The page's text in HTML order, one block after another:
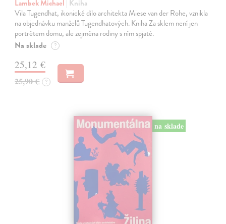
Lambek Michael | Kniha
Vila Tugendhat, ikonické dílo architekta Miese van der Rohe, vznikla
na objednávku manželů Tugendhatových. Kniha Za sklem není jen
portrétem domu, ale zejména rodiny s ním spjaté.
Na sklade ?
25,12 €
25,90 € ?
na sklade